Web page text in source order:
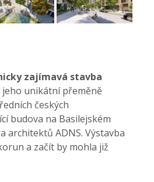
zajímavá stavba
jeho unikátní přeměně
českých
budova na Basilejském
architektů ADNS. Výstavba
a začít by mohla již